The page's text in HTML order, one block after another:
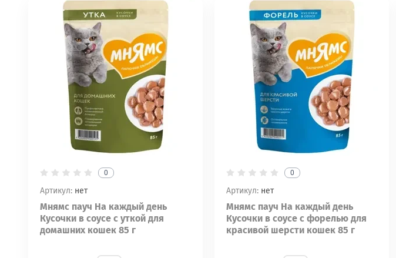
0
Артикул: нет
Мнямс пауч На каждый день
Кусочки в соусе с уткой для
домашних кошек 85 г
0
Артикул: нет
Мнямс пауч На каждый день
Кусочки в соусе с форелью для
красивой шерсти кошек 85 г